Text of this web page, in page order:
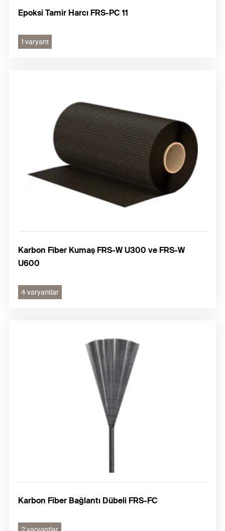
Epoksi Tamir Harcı FRS-PC 11
1 varyant
Karbon Fiber Kumaş FRS-W U300 ve FRS-W
U600
4 varyantlar
Karbon Fiber Bağlantı Dübeli FRS-FC